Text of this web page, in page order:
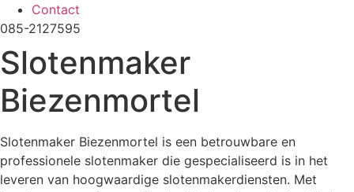
Contact
085-2127595
Slotenmaker
Biezenmortel
Slotenmaker Biezenmortel is een betrouwbare en
professionele slotenmaker die gespecialiseerd is in het
leveren van hoogwaardige slotenmakerdiensten. Met